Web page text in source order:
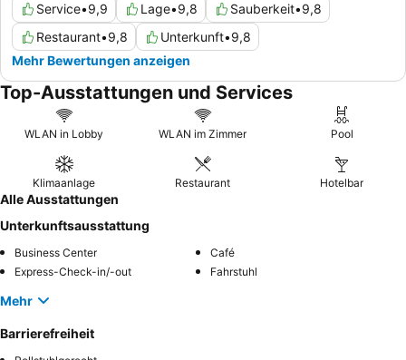
Service•9,9 Lage•9,8 Sauberkeit•9,8
Restaurant•9,8 Unterkunft•9,8
Mehr Bewertungen anzeigen
Top-Ausstattungen und Services
WLAN in Lobby WLAN im Zimmer Pool
Klimaanlage Restaurant Hotelbar
Alle Ausstattungen
Unterkunftsausstattung
Business Center
Café
Express-Check-in/-out
Fahrstuhl
Mehr
Barrierefreiheit